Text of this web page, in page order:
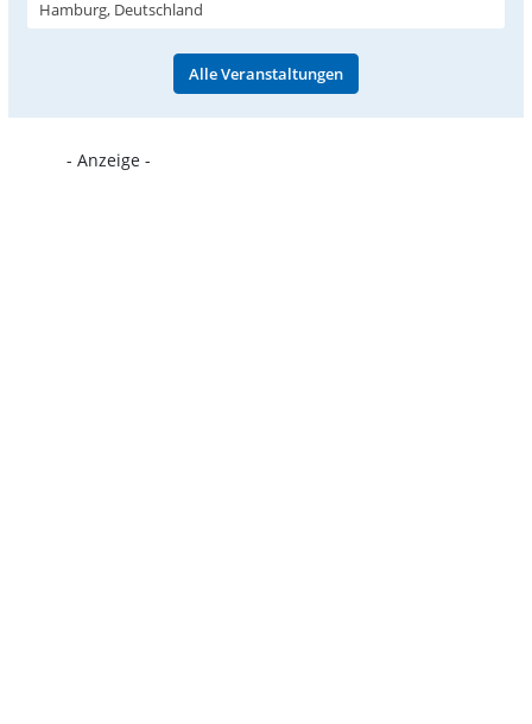
Hamburg, Deutschland
Alle Veranstaltungen
- Anzeige -